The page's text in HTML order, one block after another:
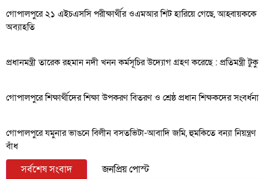
গোপালপুরে ২১ এইচএসসি পরীক্ষার্থীর ওএমআর শিট হারিয়ে গেছে, আহ্বায়ককে
অব্যাহতি
প্রধানমন্ত্রী তারেক রহমান নদী খনন কর্মসূচির উদ্যোগ গ্রহণ করেছে : প্রতিমন্ত্রী টুকু
গোপালপুরে শিক্ষার্থীদের শিক্ষা উপকরণ বিতরণ ও শ্রেষ্ঠ প্রধান শিক্ষকদের সংবর্ধনা
গোপালপুরে যমুনার ভাঙনে বিলীন বসতভিটা-আবাদি জমি, হুমকিতে বন্যা নিয়ন্ত্রণ
বাঁধ
সর্বশেষ সংবাদ জনপ্রিয় পোস্ট